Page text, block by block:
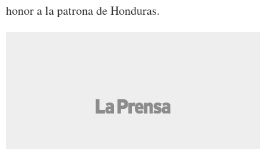
honor a la patrona de Honduras.